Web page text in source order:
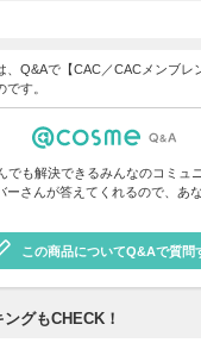
、Q&Aで【CAC／CACメンブレ
す。
でも解決できるみんなのコミュ
ーさんが答えてくれるので、あ
この商品についてQ&Aで質問
グもCHECK！